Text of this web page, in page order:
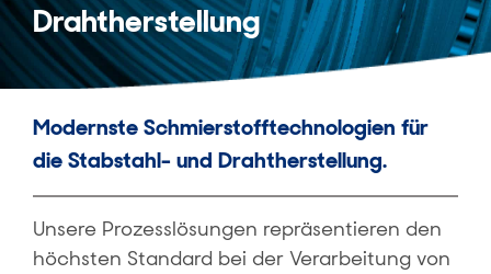
Drahtherstellung
Modernste Schmierstofftechnologien für
die Stabstahl- und Drahtherstellung.
Unsere Prozesslösungen repräsentieren den
höchsten Standard bei der Verarbeitung von